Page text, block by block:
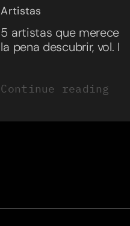
Artistas
5 artistas que merece
la pena descubrir, vol. I
Continue reading